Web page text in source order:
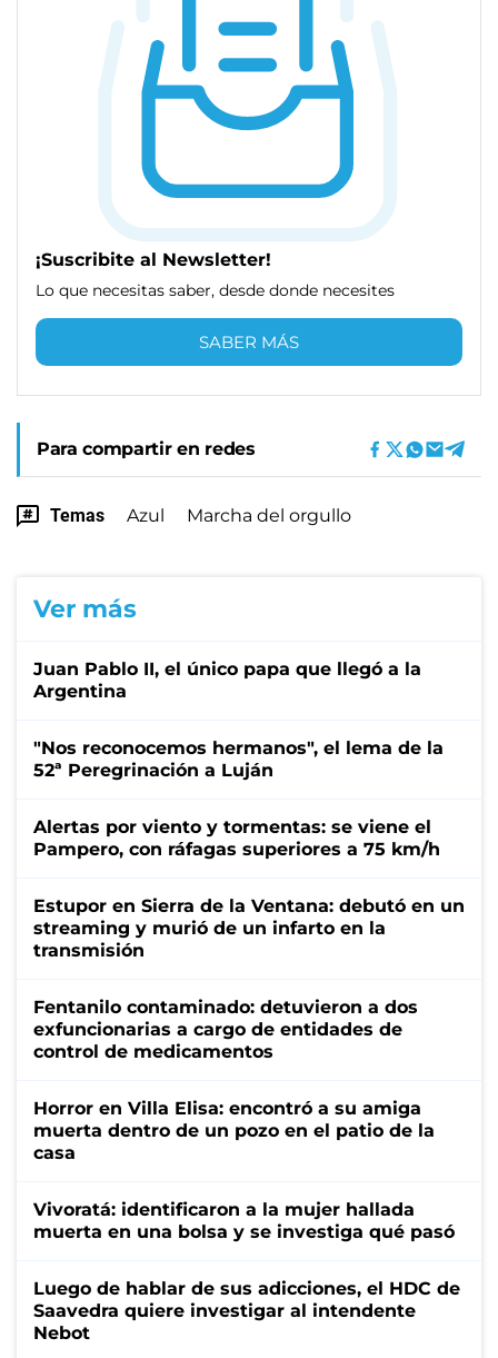
¡Suscribite al Newsletter!
Lo que necesitas saber, desde donde necesites
SABER MÁS
Para compartir en redes
Temas Azul Marcha del orgullo
Ver más
Juan Pablo II, el único papa que llegó a la
Argentina
"Nos reconocemos hermanos", el lema de la
52ª Peregrinación a Luján
Alertas por viento y tormentas: se viene el
Pampero, con ráfagas superiores a 75 km/h
Estupor en Sierra de la Ventana: debutó en un
streaming y murió de un infarto en la
transmisión
Fentanilo contaminado: detuvieron a dos
exfuncionarias a cargo de entidades de
control de medicamentos
Horror en Villa Elisa: encontró a su amiga
muerta dentro de un pozo en el patio de la
casa
Vivoratá: identificaron a la mujer hallada
muerta en una bolsa y se investiga qué pasó
Luego de hablar de sus adicciones, el HDC de
Saavedra quiere investigar al intendente
Nebot